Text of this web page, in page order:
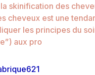
skinification des
cheveux est une
les principes du
aux pro